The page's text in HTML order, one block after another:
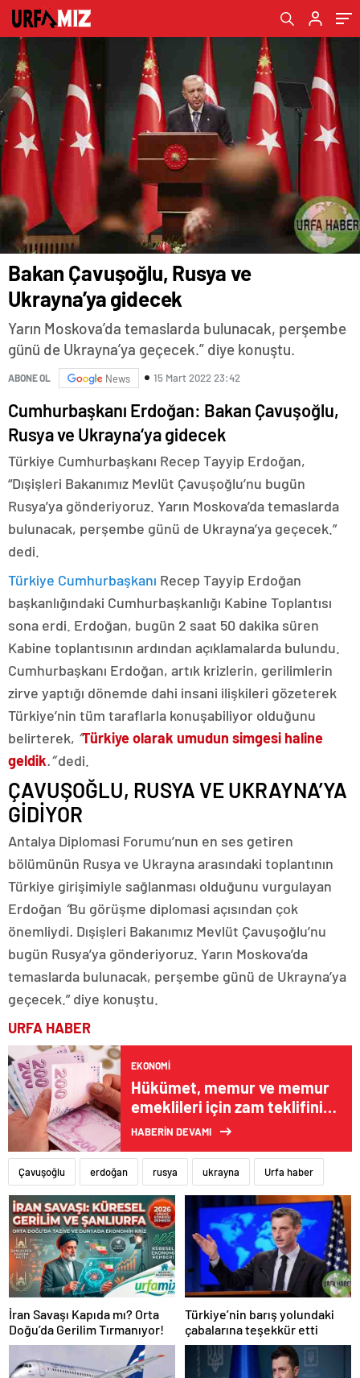
Bakan Çavuşoğlu, Rusya ve
Ukrayna’ya gidecek
Yarın Moskova’da temaslarda bulunacak, perşembe
günü de Ukrayna’ya geçecek.” diye konuştu.
ABONE OL News 15 Mart 2022 23:42
Cumhurbaşkanı Erdoğan: Bakan Çavuşoğlu,
Rusya ve Ukrayna‘ya gidecek
Türkiye Cumhurbaşkanı Recep Tayyip Erdoğan,
“Dışişleri Bakanımız Mevlüt Çavuşoğlu’nu bugün
Rusya’ya gönderiyoruz. Yarın Moskova’da temaslarda
bulunacak, perşembe günü de Ukrayna’ya geçecek.”
dedi.
Türkiye Cumhurbaşkanı Recep Tayyip Erdoğan
başkanlığındaki Cumhurbaşkanlığı Kabine Toplantısı
sona erdi. Erdoğan, bugün 2 saat 50 dakika süren
Kabine toplantısının ardından açıklamalarda bulundu.
Cumhurbaşkanı Erdoğan, artık krizlerin, gerilimlerin
zirve yaptığı dönemde dahi insani ilişkileri gözeterek
Türkiye’nin tüm taraflarla konuşabiliyor olduğunu
belirterek, “Türkiye olarak umudun simgesi haline
geldik.”dedi.
ÇAVUŞOĞLU, RUSYA VE UKRAYNA’YA
GİDİYOR
Antalya Diplomasi Forumu’nun en ses getiren
bölümünün Rusya ve Ukrayna arasındaki toplantının
Türkiye girişimiyle sağlanması olduğunu vurgulayan
Erdoğan “Bu görüşme diplomasi açısından çok
önemliydi. Dışişleri Bakanımız Mevlüt Çavuşoğlu’nu
bugün Rusya’ya gönderiyoruz. Yarın Moskova’da
temaslarda bulunacak, perşembe günü de Ukrayna’ya
geçecek.” diye konuştu.
URFA HABER
EKONOMI
Hükümet, memur ve memur
emeklileri için zam teklifini
sundu
HABERİN DEVAMI
Çavuşoğlu erdoğan rusya ukrayna Urfa haber
İran Savaşı Kapıda mı? Orta
Doğu’da Gerilim Tırmanıyor!
Türkiye’nin barış yolundaki
çabalarına teşekkür etti